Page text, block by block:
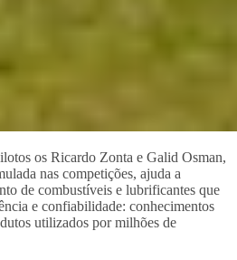
os Ricardo Zonta e Galid Osman,
nas competições, ajuda a
de combustíveis e lubrificantes que
e confiabilidade: conhecimentos
utilizados por milhões de